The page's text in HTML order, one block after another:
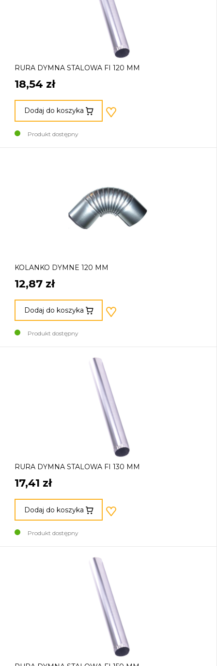
RURA DYMNA STALOWA FI 120 MM
18,54 zł
Dodaj do koszyka
Produkt dostępny
KOLANKO DYMNE 120 MM
12,87 zł
Dodaj do koszyka
Produkt dostępny
RURA DYMNA STALOWA FI 130 MM
17,41 zł
Dodaj do koszyka
Produkt dostępny